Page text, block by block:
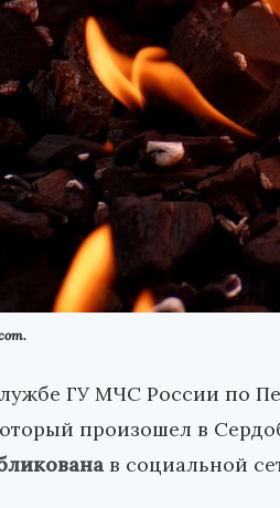
ГУ МЧС России по
произошел в
в социальной